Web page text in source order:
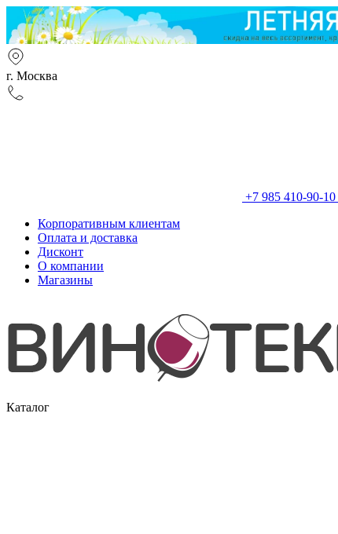
г. Москва
+7 985 410-90-10
Корпоративным клиентам
Оплата и доставка
Дисконт
О компании
Магазины
Каталог